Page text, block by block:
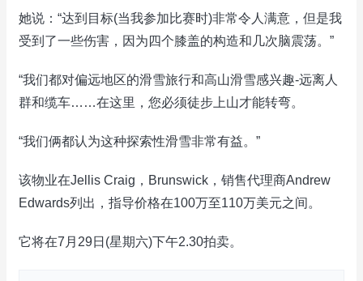
她说：“达到目标(当我参加比赛时)非常令人满意，但是我
受到了一些伤害，因为四个膝盖的构造和几次脑震荡。”
“我们都对偏远地区的滑雪旅行和高山滑雪感兴趣-远离人
群和缆车……在这里，您必须徒步上山才能转弯。
“我们俩都认为这种探索性滑雪非常有益。”
该物业在Jellis Craig，Brunswick，销售代理商Andrew
Edwards列出，指导价格在100万至110万美元之间。
它将在7月29日(星期六)下午2.30拍卖。